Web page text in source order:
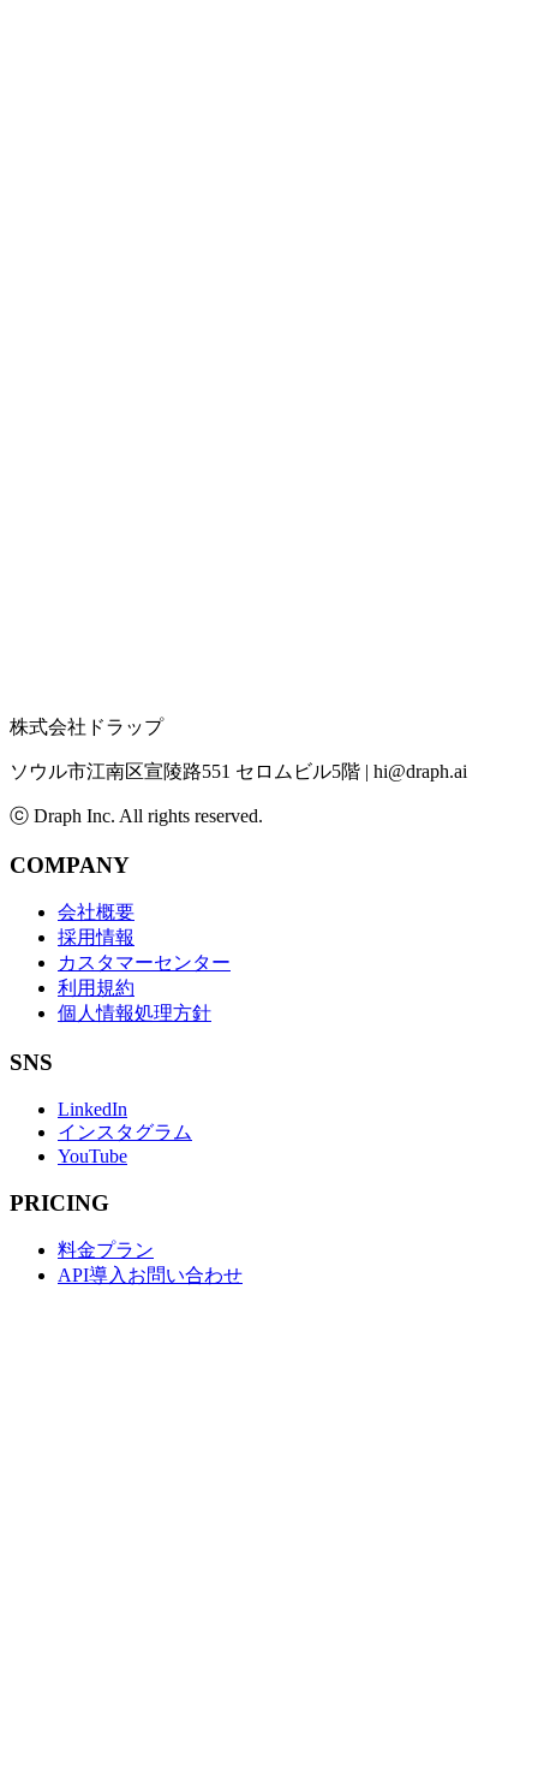
株式会社ドラップ
ソウル市江南区宣陵路551 セロムビル5階 | hi@draph.ai
ⓒ Draph Inc. All rights reserved.
COMPANY
会社概要
採用情報
カスタマーセンター
利用規約
個人情報処理方針
SNS
LinkedIn
インスタグラム
YouTube
PRICING
料金プラン
API導入お問い合わせ